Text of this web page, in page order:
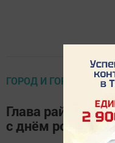
ГОРОД И ГОРОЖАНЕ
Глава района
с днём